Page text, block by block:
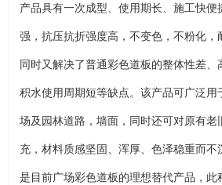
产品具有一次成型、使用期长、施工快便
强，抗压抗折强度高，不变色，不粉化，
同时又解决了普通彩色道板的整体性差、
积水使用周期短等缺点。该产品可广泛用
场及园林道路，墙面，同时还可对原有老
充，材料质感坚固、浑厚、色泽稳重而不
是目前广场彩色道板的理想替代产品，此